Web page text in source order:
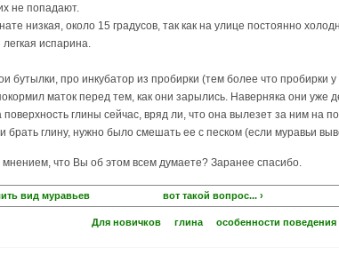
не попадают.
низкая, около 15 градусов, так как на улице постоянно
испарина.
бутылки, про инкубатор из пробирки (тем более что пробирки
маток перед тем, как они зарылись. Наверняка они уже
глины сейчас, вряд ли, что она вылезет за ним на
глину, нужно было смешать ее с песком (если муравьи
мнением, что Вы об этом всем думаете? Заранее спасибо.
вид муравьев вот такой вопрос... ›
Для новичков глина особенности поведения